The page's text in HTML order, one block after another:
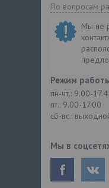
По вопросам
Мы не
Режим
пн-чт.: 9.00-
пт.: 9.00-17.00
сб-вс.:
Мы в